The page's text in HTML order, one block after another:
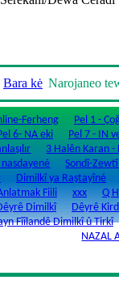
Bara kė Narojaneo
Ferheng
Pel 1 -
6- NA eki
Pel 7 - IN
3 Halên Karan -
Sondî-
Dimilkî ya Raştayîné
Fiili xxx
Q
Dimilkî
Dêyrê
Fîîlandê Dimilkî û Tirkî
NAZAL